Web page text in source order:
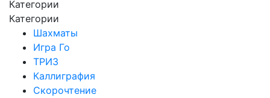
Категории
Категории
Шахматы
Игра Го
ТРИЗ
Каллиграфия
Скорочтение